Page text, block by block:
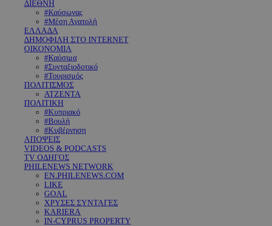
ΔΙΕΘΝΗ
#Καύσωνας
#Μέση Ανατολή
ΕΛΛΑΔΑ
ΔΗΜΟΦΙΛΗ ΣΤΟ INTERNET
ΟΙΚΟΝΟΜΙΑ
#Καύσιμα
#Συνταξιοδοτικό
#Τουρισμός
ΠΟΛΙΤΙΣΜΟΣ
ΑΤΖΕΝΤΑ
ΠΟΛΙΤΙΚΗ
#Κυπριακό
#Βουλή
#Κυβέρνηση
ΑΠΟΨΕΙΣ
VIDEOS & PODCASTS
TV ΟΔΗΓΟΣ
PHILENEWS NETWORK
EN.PHILENEWS.COM
LIKE
GOAL
ΧΡΥΣΕΣ ΣΥΝΤΑΓΕΣ
KARIERA
IN-CYPRUS PROPERTY